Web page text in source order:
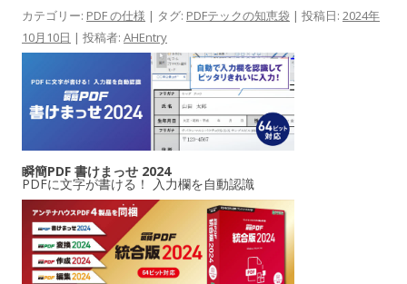
カテゴリー: PDF の仕様 | タグ: PDFテックの知恵袋 | 投稿日: 2024年
10月10日 | 投稿者: AHEntry
瞬簡PDF 書けまっせ 2024
PDFに文字が書ける！ 入力欄を自動認識